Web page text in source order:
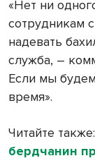
«Нет ни
сотрудникам
надевать
служба, –
Если мы
время».
Читайте также:
бердчанин